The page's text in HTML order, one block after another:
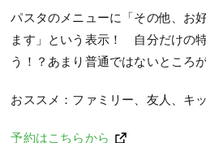
パスタのメニューに「その他、お
ます」という表示！ 自分だけの
う！？あまり普通ではないところ
おススメ：ファミリー、友人、キ
予約はこちらから